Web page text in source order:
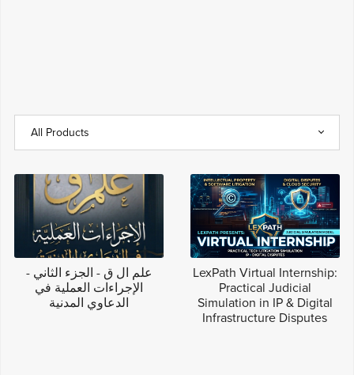
علم ال ق - الجزء الثاني -
الإجراءات العملية في
الدعاوي المدنية
LexPath Virtual Internship:
Practical Judicial
Simulation in IP & Digital
Infrastructure Disputes